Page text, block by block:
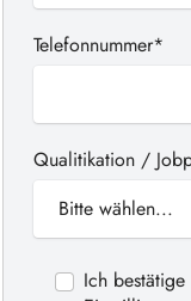
Telefonnummer*
Qualitikation /
Ich